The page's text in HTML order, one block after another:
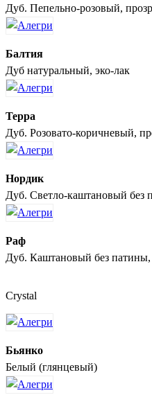
Дуб. Пепельно-розовый,
Балтия
Дуб натуральный, эко-лак
Терра
Дуб. Розовато-коричневый,
Нордик
Дуб. Светло-каштановый без
Раф
Дуб. Каштановый без патины,
Crystal
Бьянко
Белый (глянцевый)